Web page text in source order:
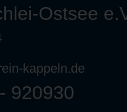
Ostsee
kappeln.de
920930